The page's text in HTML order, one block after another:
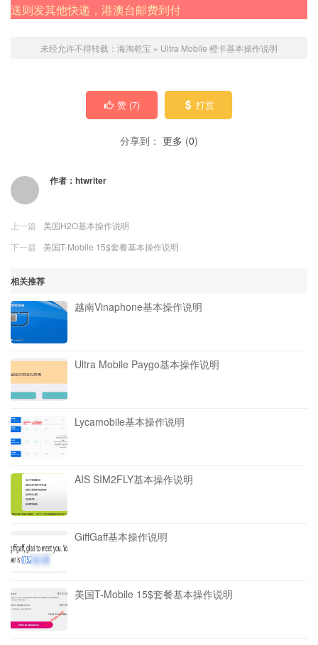
送则发其他快递，港澳台邮费到付
未经允许不得转载： 海淘乾宝 » Ultra Mobile 橙卡基本操作说明
赞 (7) 打赏
分享到： 更多 (0)
作者： htwriter
上一篇
美国H2O基本操作说明
下一篇
美国T-Mobile 15$套餐基本操作说明
相关推荐
越南Vinaphone基本操作说明
Ultra Mobile Paygo基本操作说明
Lycamobile基本操作说明
AIS SIM2FLY基本操作说明
GiffGaff基本操作说明
美国T-Mobile 15$套餐基本操作说明